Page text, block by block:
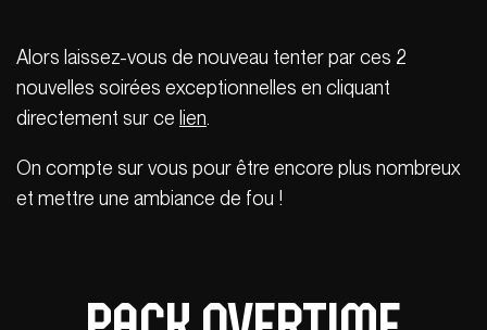
Alors laissez-vous de nouveau tenter par ces 2
nouvelles soirées exceptionnelles en cliquant
directement sur ce lien
On compte sur vous pour être encore plus nombreux
et mettre une ambiance de fou !